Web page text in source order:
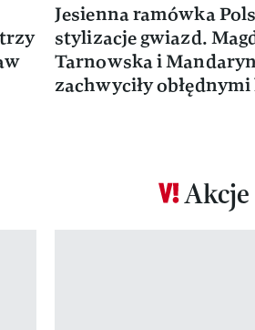
Jesienna ramówka
stylizacje gwiazd.
Tarnowska i
zachwyciły
Akcje